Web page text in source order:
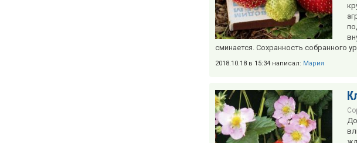
сминается. Сохранность собранного
2018.10.18 в 15:34 написал: Мария